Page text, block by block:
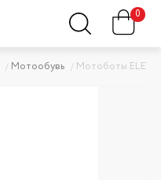
0
Мотообувь Мотоботы